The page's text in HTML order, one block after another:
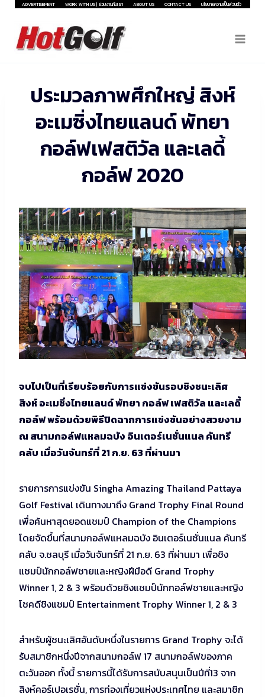
Skip
content
ADVERTISEMENT WORK WITH US | ร่วมงานกับเรา ABOUT US CONTACT US นโยบายความเป็นส่วนตัว
ประมวลภาพศึกใหญ่ สิงห์
อะเมซิ่งไทยแลนด์ พัทยา
กอล์ฟเฟสติวัล และเลดี้
กอล์ฟ 2020
จบไปเป็นที่เรียบร้อยกับการแข่งขันรอบชิงชนะเลิศ
สิงห์ อะเมซิ่งไทยแลนด์ พัทยา กอล์ฟ เฟสติวัล และเลดี้
กอล์ฟ พร้อมด้วยพิธีปิดฉากการแข่งขันอย่างสวยงาม
ณ สนามกอล์ฟแหลมฉบัง อินเตอร์เนชั่นแนล คันทรี
คลับ เมื่อวันจันทร์ที่ 21 ก.ย. 63 ที่ผ่านมา
รายการการแข่งขัน Singha Amazing Thailand Pattaya
Golf Festival เดินทางมาถึง Grand Trophy Final Round
เพื่อค้นหาสุดยอดแชมป์ Champion of the Champions
โดยจัดขึ้นที่สนามกอล์ฟแหลมฉบัง อินเตอร์เนชั่นแนล คันทรี
คลับ จ.ชลบุรี เมื่อวันจันทร์ที่ 21 ก.ย. 63 ที่ผ่านมา เพื่อชิง
แชมป์นักกอล์ฟชายและหญิงฝีมือดี Grand Trophy
Winner 1, 2 & 3 พร้อมด้วยชิงแชมป์นักกอล์ฟชายและหญิง
โชคดีชิงแชมป์ Entertainment Trophy Winner 1, 2 & 3
สำหรับผู้ชนะเลิศอันดับหนึ่งในรายการ Grand Trophy จะได้
รับสมาชิกหนึ่งปีจากสนามกอล์ฟ 17 สนามกอล์ฟของภาค
ตะวันออก ทั้งนี้ รายการนี้ได้รับการสนับสนุนเป็นปีที่13 จาก
สิงห์คอร์เปอเรชั่น, การท่องเที่ยวแห่งประเทศไทย และสมาชิก